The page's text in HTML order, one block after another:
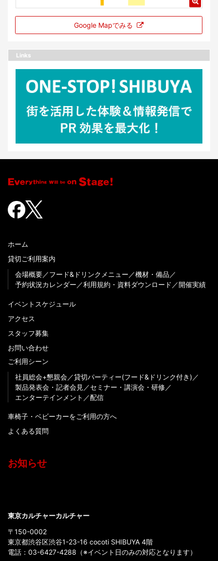
Google Mapでみる
Links
ホーム
貸切ご利用案内
会場概要
フード&ドリンクメニュー
機材・備品
予約状況カレンダー
利用規約・資料ダウンロード 開催実績
イベントスケジュール
アクセス
スタッフ募集
お問い合わせ
ご利用シーン
社員総会+懇親会
貸切パーティー(フード&ドリンク付き)
製品発表会・記者会見
セミナー・講演会・研修
エンターテインメント
配信
車椅子・ベビーカーをご利用の方へ
よくある質問
お知らせ
東京カルチャーカルチャー
〒150-0002
東京都渋谷区渋谷1-23-16 cocoti SHIBUYA 4階
電話： 03-6427-4288 （※イベント日のみの対応となります）